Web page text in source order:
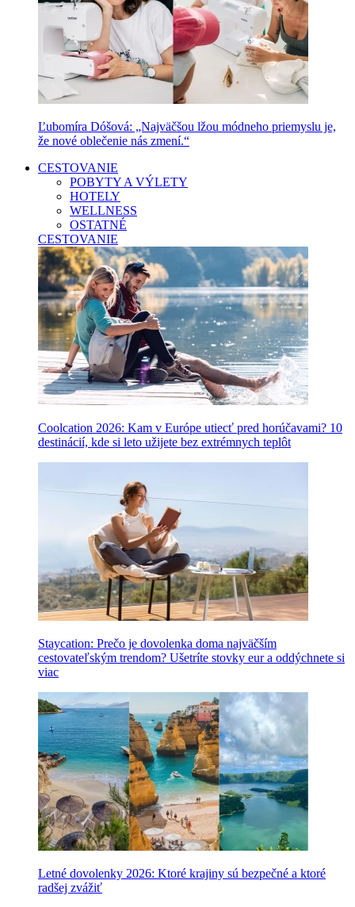
Ľubomíra Dóšová: „Najväčšou lžou módneho priemyslu je,
že nové oblečenie nás zmení.“
CESTOVANIE
POBYTY A VÝLETY
HOTELY
WELLNESS
OSTATNÉ
CESTOVANIE
Coolcation 2026: Kam v Európe utiecť pred horúčavami? 10
destinácií, kde si leto užijete bez extrémnych teplôt
Staycation: Prečo je dovolenka doma najväčším
cestovateľským trendom? Ušetríte stovky eur a oddýchnete si
viac
Letné dovolenky 2026: Ktoré krajiny sú bezpečné a ktoré
radšej zvážiť